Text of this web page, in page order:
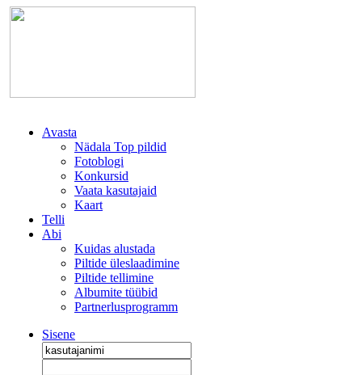
Avasta
Nädala Top pildid
Fotoblogi
Konkursid
Vaata kasutajaid
Kaart
Telli
Abi
Kuidas alustada
Piltide üleslaadimine
Piltide tellimine
Albumite tüübid
Partnerlusprogramm
Sisene